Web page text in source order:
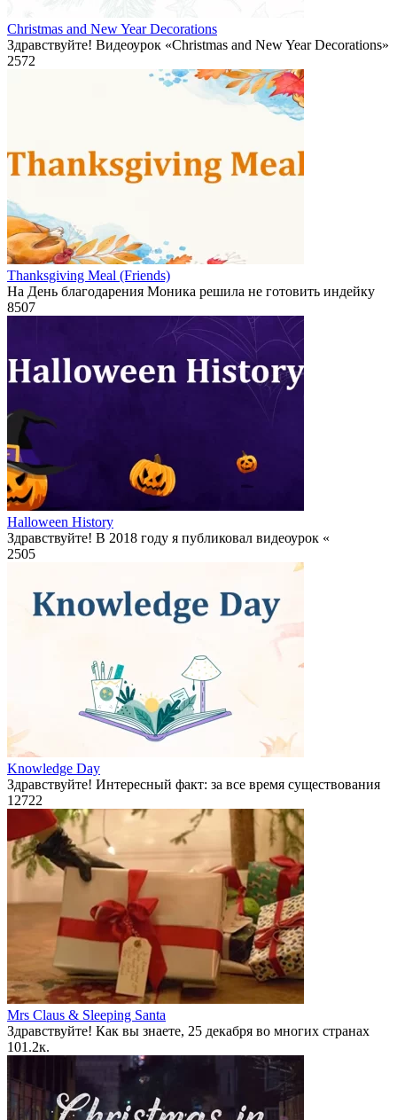
Christmas and New Year Decorations
Здравствуйте! Видеоурок «Christmas and New Year Decorations»
2572
Thanksgiving Meal (Friends)
На День благодарения Моника решила не готовить индейку
8507
Halloween History
Здравствуйте! В 2018 году я публиковал видеоурок «
2505
Knowledge Day
Здравствуйте! Интересный факт: за все время существования
12722
Mrs Claus & Sleeping Santa
Здравствуйте! Как вы знаете, 25 декабря во многих странах
101.2к.